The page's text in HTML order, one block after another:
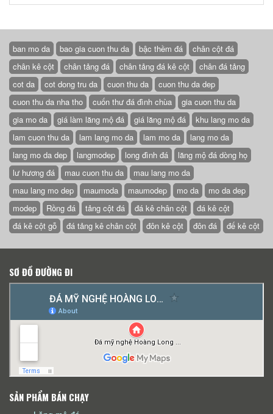
ban mo da bao gia cuon thu da bậc thềm đá
chân cột đá
chân kê cột
chân tảng đá chân tảng đá kê cột
chân đá tảng
cot da
cot dong tru da cuon thu da
cuon thu da dep
cuon thu da nha tho
cuốn thư đá đình chùa
gia cuon thu da
gia mo da
giá làm lăng mộ đá giá lăng mộ đá
khu lang mo da
lam cuon thu da
lam lang mo da lam mo da
lang mo da
lang mo da dep
langmodep long đình đá
lăng mộ đá dòng họ
lư hương đá
mau cuon thu da
mau lang mo da
mau lang mo dep
maumoda maumodep mo da
mo da dep
modep
Rồng đá tảng cột đá đá kê chân cột
đá kê cột
đá kê cột gỗ
đá tảng kê chân cột đôn kê cột đôn đá đế kê cột
SƠ ĐỒ ĐƯỜNG ĐI
SẢN PHẨM BÁN CHẠY